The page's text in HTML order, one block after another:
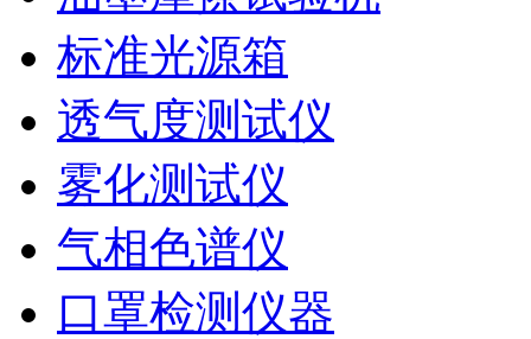
标准光源箱
透气度测试仪
雾化测试仪
气相色谱仪
口罩检测仪器